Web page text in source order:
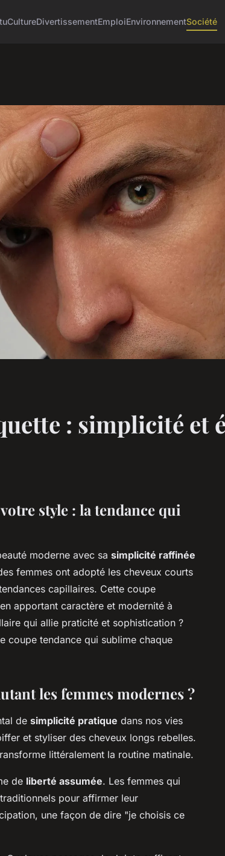
CultureDivertissementEmploiEnvironnementSociété
: simplicité et
style : la tendance qui
moderne avec sa simplicité raffinée
femmes ont adopté les cheveux courts
capillaires. Cette coupe
apportant caractère et modernité à
qui allie praticité et sophistication ?
coupe tendance qui sublime chaque
les femmes modernes ?
de simplicité pratique dans nos vies
et styliser des cheveux longs rebelles.
littéralement la routine matinale.
de liberté assumée. Les femmes qui
pour affirmer leur
une façon de dire "je choisis ce